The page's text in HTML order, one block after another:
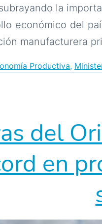
la
económico del
manufacturera
Productiva,
del
en